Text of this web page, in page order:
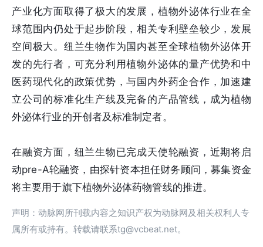
产业化方面取得了极大的发展，植物外泌体行业在全
球范围内仍处于起步阶段，相关专利壁垒较少，发展
空间极大。纽兰生物作为国内甚至全球植物外泌体开
发的先行者，可充分利用植物外泌体的量产优势和中
医药现代化的政策优势，与国内外药企合作，加速建
立公司的标准化生产线及完备的产品管线，成为植物
外泌体行业的开创者及标准制定者。
在融资方面，纽兰生物已完成天使轮融资，近期将启
动pre-A轮融资，由探针资本担任财务顾问，募集资金
将主要用于旗下植物外泌体药物管线的推进。
声明：动脉网所刊载内容之知识产权为动脉网及相关权利人专
属所有或持有。转载请联系tg@vcbeat.net。